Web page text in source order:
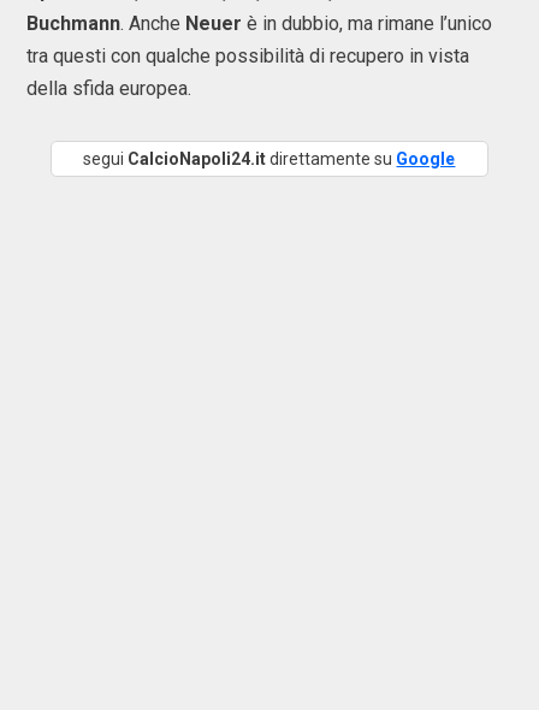
Buchmann. Anche Neuer è in dubbio, ma rimane l’unico
tra questi con qualche possibilità di recupero in vista
della sfida europea.
segui CalcioNapoli24.itdirettamente su Google